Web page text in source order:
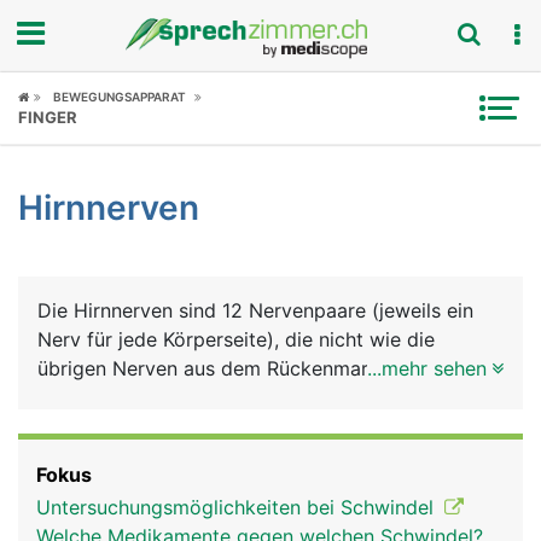
Fokus
Symptome
News
Rubriken
BEWEGUNGSAPPARAT
FINGER
Hirnnerven
Die Hirnnerven sind 12 Nervenpaare (jeweils ein
Nerv für jede Körperseite), die nicht wie die
übrigen Nerven aus dem Rückenmark kommen,
Bauchraum, alle anderen versorgen den Kopf und
die Halsregion. Die 12 Hirnnerven haben folgende
...mehr sehen
Fokus
Untersuchungsmöglichkeiten bei Schwindel
Welche Medikamente gegen welchen Schwindel?